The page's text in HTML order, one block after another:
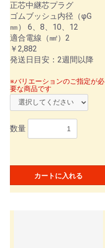
正芯中継芯プラグ
ゴムブッシュ内径（φG
㎜） 6、8、10、12
適合電線（㎟）2
￥2,882
発送日目安：2週間以降
※バリエーションのご指定が必
要な商品です
数量
カートに入れる